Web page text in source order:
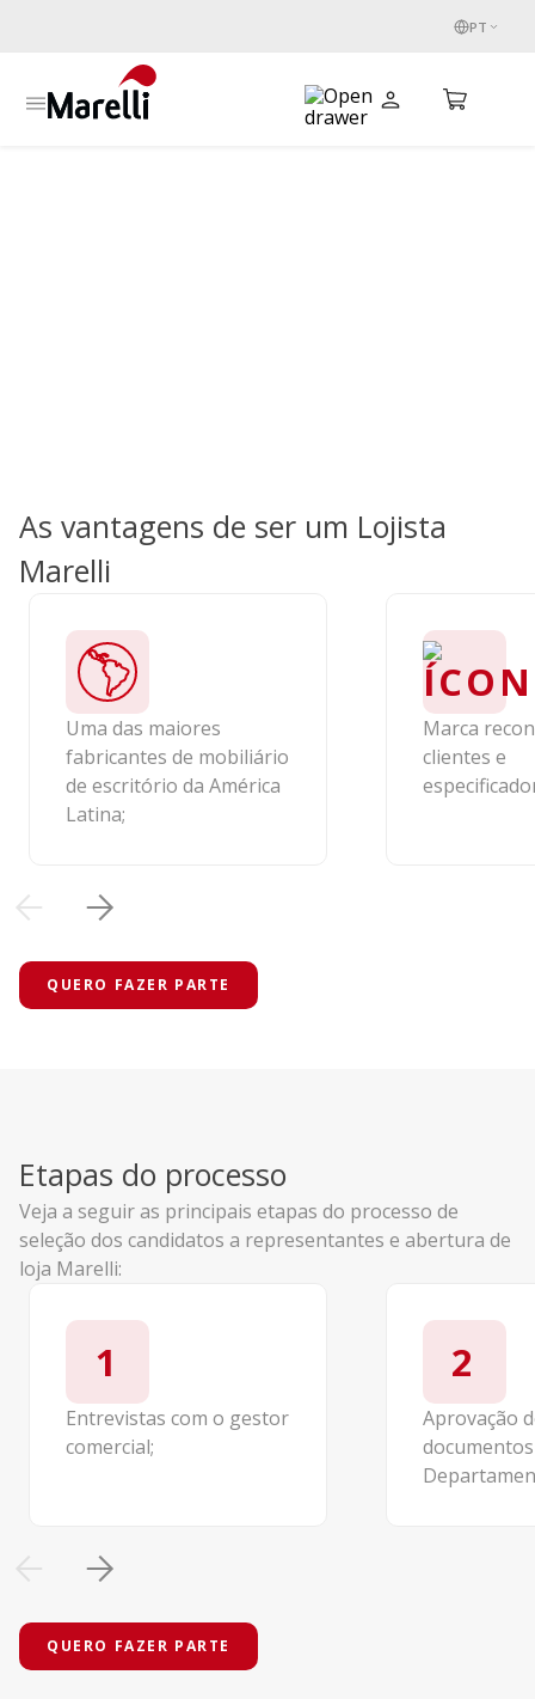
PT
As vantagens de ser um Lojista
Marelli
Uma das maiores
fabricantes de mobiliário
de escritório da América
Latina;
Marca
clientes e
QUERO FAZER PARTE
Etapas do processo
Veja a seguir as principais etapas do processo de
seleção dos candidatos a representantes e abertura de
loja Marelli:
1
Entrevistas com o gestor
comercial;
2
Aprovação
QUERO FAZER PARTE